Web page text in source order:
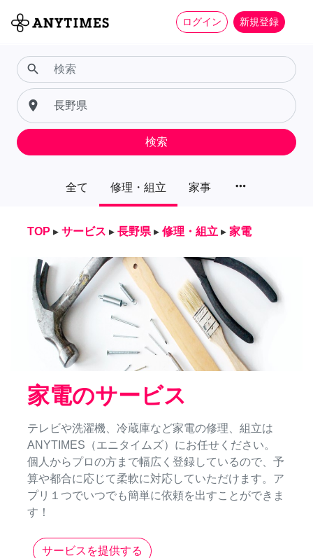
ログイン 新規登録
全て 修理・組立 家事 more_horiz
search
place
検索
TOP ▸ サービス ▸ 長野県 ▸ 修理・組立 ▸ 家電
家電のサービス
テレビや洗濯機、冷蔵庫など家電の修理、組立は
ANYTIMES（エニタイムズ）にお任せください。
個人からプロの方まで幅広く登録しているので、予
算や都合に応じて柔軟に対応していただけます。ア
プリ１つでいつでも簡単に依頼を出すことができま
す！
サービスを提供する